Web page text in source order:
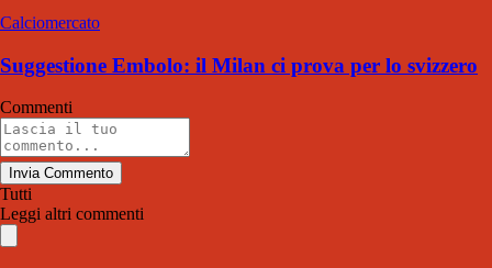
Calciomercato
Suggestione Embolo: il Milan ci prova per lo svizzero
Commenti
Invia Commento
Tutti
Leggi altri commenti